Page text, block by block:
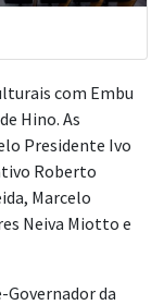
com Embu
Hino. As
Presidente Ivo
Roberto
Marcelo
Neiva Miotto e
Governador da